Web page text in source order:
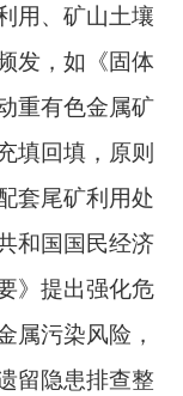
用、矿山土壤
发，如《固体
重有色金属矿
填回填，原则
套尾矿利用处
和国国民经济
》提出强化危
属污染风险，
留隐患排查整